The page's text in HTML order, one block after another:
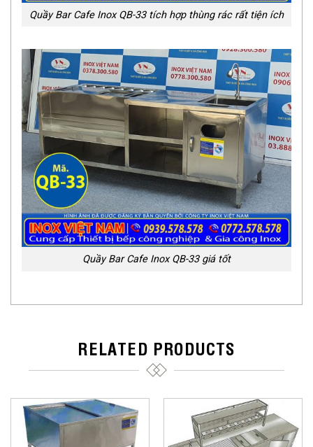
Quầy Bar Cafe Inox QB-33 tích hợp thùng rác rất tiện ích
Quầy Bar Cafe Inox QB-33 giá tốt
RELATED PRODUCTS